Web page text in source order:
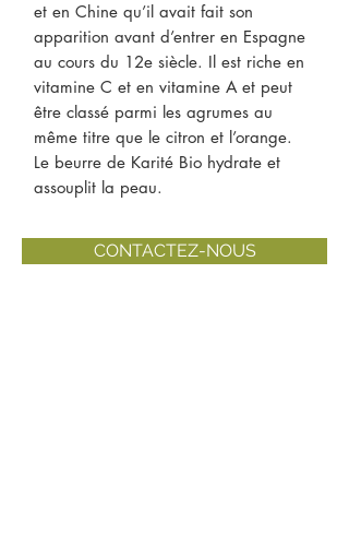
et en Chine qu’il avait fait son
apparition avant d’entrer en Espagne
au cours du 12e siècle. Il est riche en
vitamine C et en vitamine A et peut
être classé parmi les agrumes au
même titre que le citron et l’orange.
Le beurre de Karité Bio hydrate et
assouplit la peau.
CONTACTEZ-NOUS